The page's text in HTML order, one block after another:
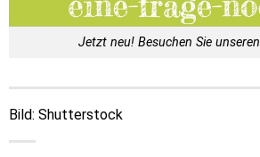
Jetzt neu! Besuchen Sie
Bild: Shutterstock